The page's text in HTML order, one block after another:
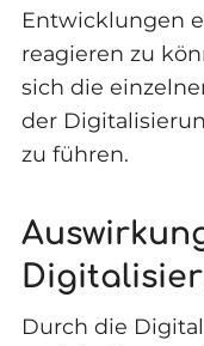
Entwicklungen
reagieren zu
sich die
der
zu führen.
Durch die